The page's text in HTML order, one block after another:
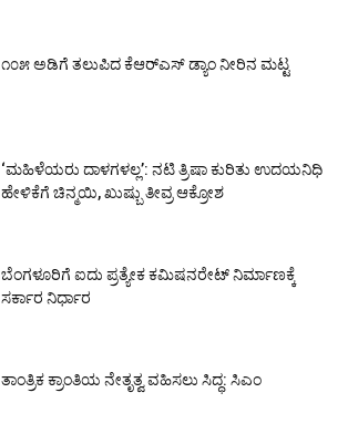
೧೦೫ ಅಡಿಗೆ ತಲುಪಿದ ಕೆಆರ್‌ಎಸ್ ಡ್ಯಾಂ ನೀರಿನ ಮಟ್ಟ
‘ಮಹಿಳೆಯರು ದಾಳಗಳಲ್ಲ’: ನಟಿ ತ್ರಿಷಾ ಕುರಿತು ಉದಯನಿಧಿ
ಹೇಳಿಕೆಗೆ ಚಿನ್ಮಯಿ, ಖುಷ್ಬು ತೀವ್ರ ಆಕ್ರೋಶ
ಬೆಂಗಳೂರಿಗೆ ಐದು ಪ್ರತ್ಯೇಕ ಕಮಿಷನರೇಟ್ ನಿರ್ಮಾಣಕ್ಕೆ
ಸರ್ಕಾರ ನಿರ್ಧಾರ
ತಾಂತ್ರಿಕ ಕ್ರಾಂತಿಯ ನೇತೃತ್ವ ವಹಿಸಲು ಸಿದ್ಧ: ಸಿಎಂ